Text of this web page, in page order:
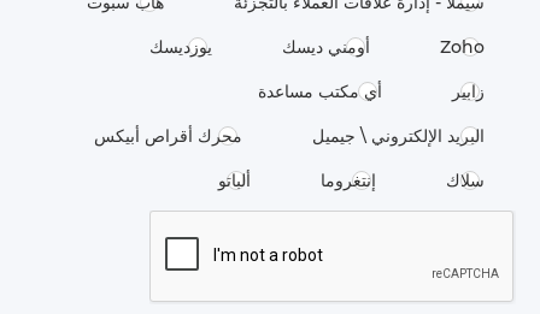
Zoho أومني ديسك يوزديسك
زابير أي مكتب مساعدة
البريد الإلكتروني \ جيميل محرك أقراص أبيكس
سلاك إنتغروما ألباتو